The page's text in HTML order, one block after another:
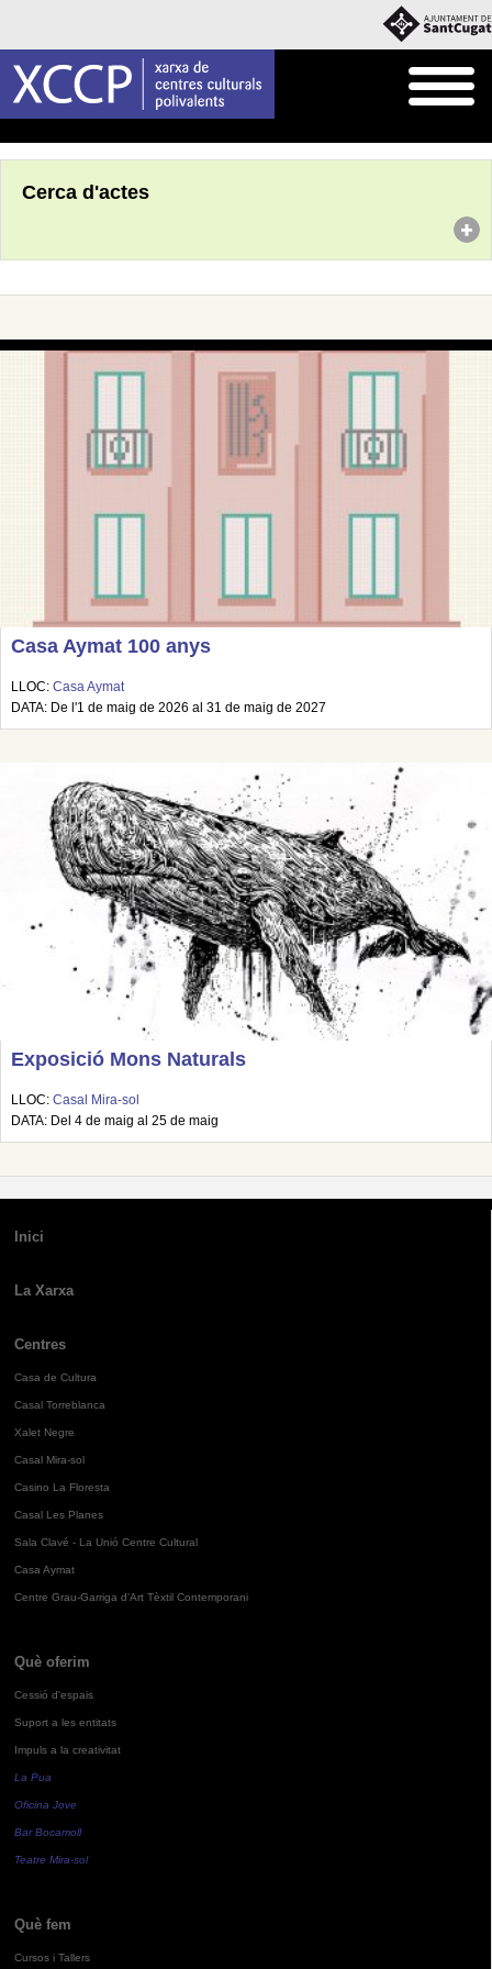
Cerca d'actes
Casa Aymat 100 anys
LLOC: Casa Aymat
DATA: De l'1 de maig de 2026 al 31 de maig de 2027
Exposició Mons Naturals
LLOC: Casal Mira-sol
DATA: Del 4 de maig al 25 de maig
Inici
La Xarxa
Centres
Casa de Cultura
Casal Torreblanca
Xalet Negre
Casal Mira-sol
Casino La Floresta
Casal Les Planes
Sala Clavé - La Unió Centre Cultural
Casa Aymat
Centre Grau-Garriga d'Art Tèxtil Contemporani
Què oferim
Cessió d'espais
Suport a les entitats
Impuls a la creativitat
La Pua
Oficina Jove
Bar Bocamoll
Teatre Mira-sol
Què fem
Cursos i Tallers